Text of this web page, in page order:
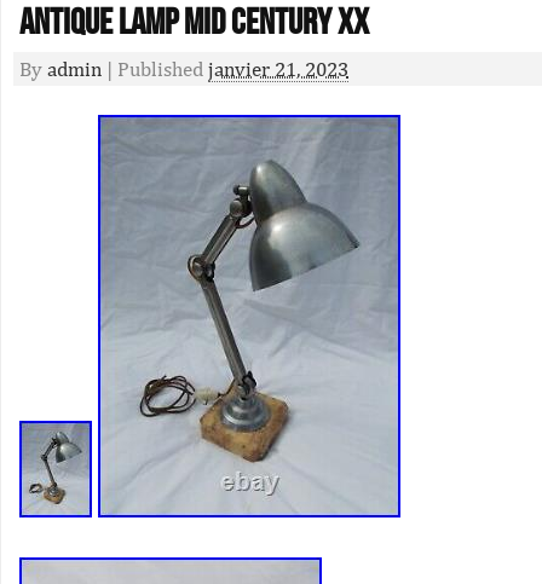
Antique Lamp MID Century XX
By admin | Published janvier 21, 2023